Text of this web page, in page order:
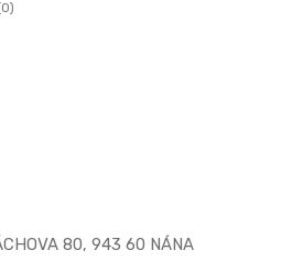
80, 943 60 NÁNA